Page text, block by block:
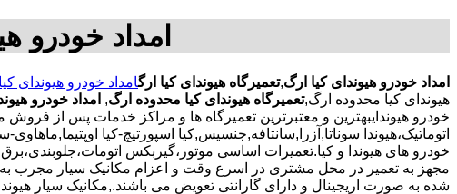
امداد خودرو
امداد خودرو هیوندای کیا ارگ,تعمیرگاه هیوندای کیا ارگامداد خودرو هیوندای
هیوندای کیا محدوده ارگ,تعمیرگاه هیوندای کیا محدوده ارگ, امداد خودرو
خودرو هیوندایبهترین و معتبرترین تعمیرگاه ها و مراکز خدمات پس از
اتوماتیک،هیوندا سوناتا,آزرا,سانتافه,جنسیس,کیا اسپورتیچ-کیا
خودرو های هیوندا و کیا.تعمیرات اساسی موتور،گیربکس
مجهز به تعمیر در محل مشتری در اسرع وقت و اعزام مکانیک سیار مجرب
شده به صورت اریجینال و دارای گارانتی تعویض می باشند.,مکانیک سیار